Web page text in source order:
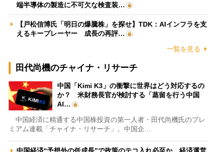
端半導体の製造に不可欠な検査装…
【戸松信博氏「明日の爆騰株」を探せ】TDK：AIインフラを支
えるキープレーヤー 成長の再評…
一覧を見る
田代尚機のチャイナ・リサーチ
中国「Kimi K3」の衝撃に世界はどう対応するの
か？ 米財務長官が検討する「蒸留を行う中国
AI…
中国経済に精通する中国株投資の第一人者・田代尚機氏のプレ
ミアム連載「チャイナ・リサーチ」。中国企…
中国経済“予想外の低成長”で政策のテコ入れ必至か 経済運営